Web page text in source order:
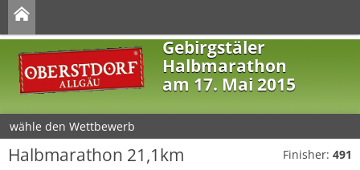
Gebirgstäler
Halbmarathon
am 17. Mai 2015
wähle den Wettbewerb
Halbmarathon 21,1km Finisher: 491